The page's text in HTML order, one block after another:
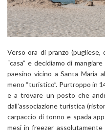
Verso ora di pranzo
“casa” e decidiamo di
paesino vicino a Santa Maria
meno “turistico”. Purtroppo in
e a trovare un posto che
dall’associazione turistica
carpaccio di tonno e spada
mesi in freezer